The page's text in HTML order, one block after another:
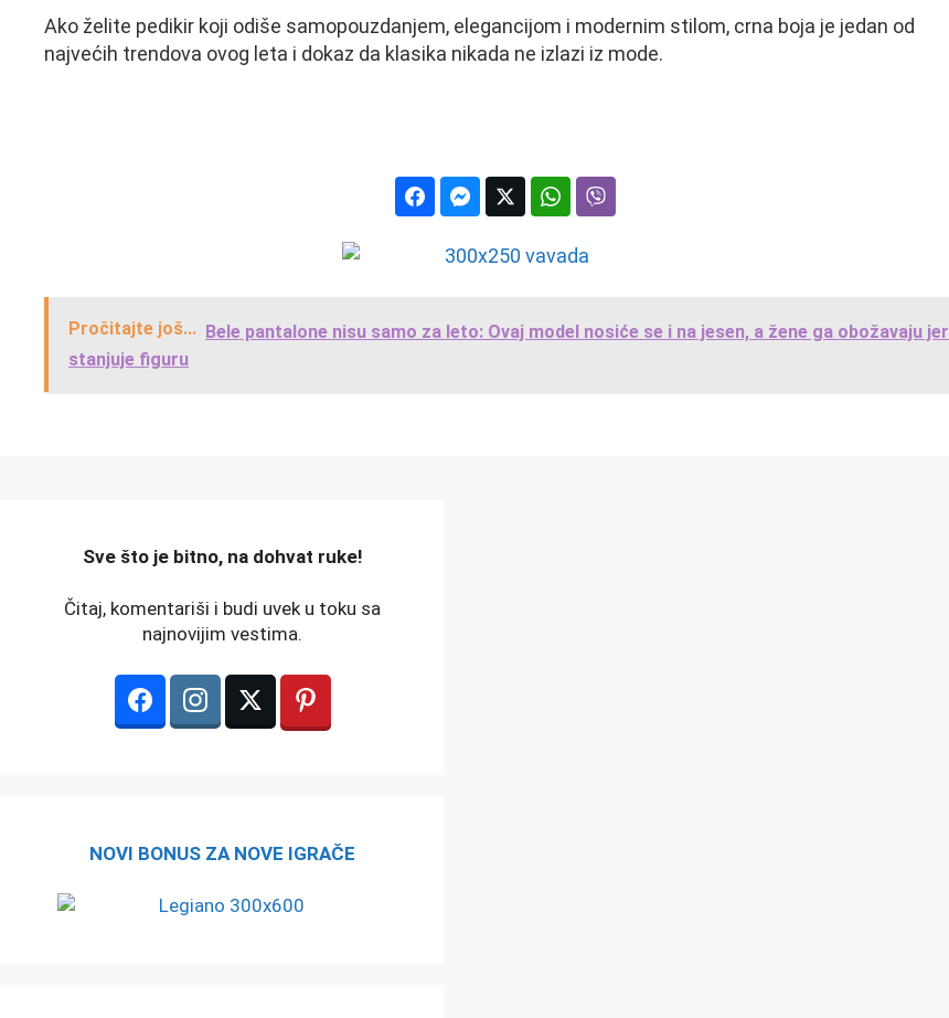
Ako želite pedikir koji odiše samopouzdanjem, elegancijom i modernim stilom, crna boja je jedan od
najvećih trendova ovog leta i dokaz da klasika nikada ne izlazi iz mode.
Pročitajte još... Bele pantalone nisu samo za leto: Ovaj model nosiće se i na jesen, a žene ga obožavaju jer
stanjuje figuru
️Sve što je bitno, na dohvat ruke!
Čitaj, komentariši i budi uvek u toku sa
najnovijim vestima.
NOVI BONUS ZA NOVE IGRAČE